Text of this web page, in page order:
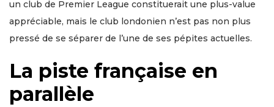
un club de Premier League constituerait une plus-value
appréciable, mais le club londonien n’est pas non plus
pressé de se séparer de l’une de ses pépites actuelles.
La piste française en
parallèle